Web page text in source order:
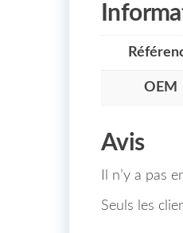
OEM
Avis
Il n’y a pas
Seuls les